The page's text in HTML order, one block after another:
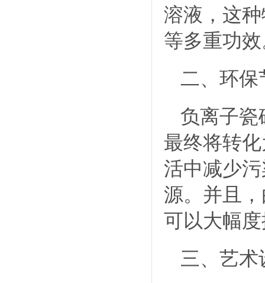
溶液，这
等多重功
二、环保
负离子瓷
最终将转
活中减少
源。并且
可以大幅
三、艺术